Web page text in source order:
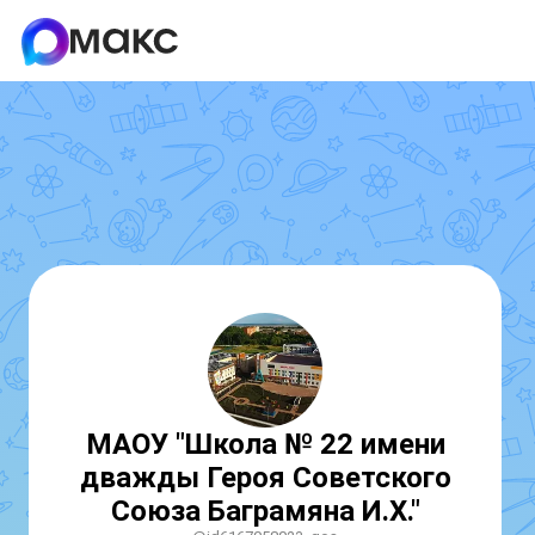
МАОУ "Школа № 22 имени
дважды Героя Советского
Союза Баграмяна И.Х."